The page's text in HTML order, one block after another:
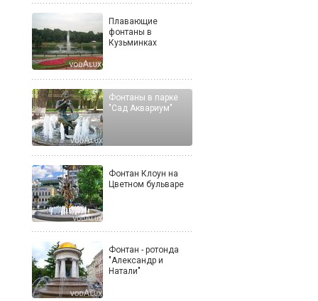
Плавающие
фонтаны в
Кузьминках
Фонтаны в парке
"Cад Аквариум"
Фонтан Клоун на
Цветном бульваре
Фонтан - ротонда
"Александр и
Натали"